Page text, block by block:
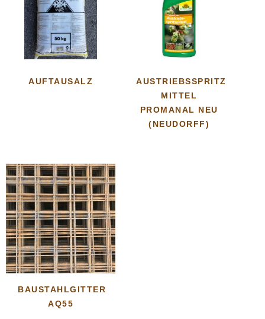
AUFTAUSALZ
AUSTRIEBSSPRITZ
MITTEL
PROMANAL NEU
(NEUDORFF)
BAUSTAHLGITTER
AQ55